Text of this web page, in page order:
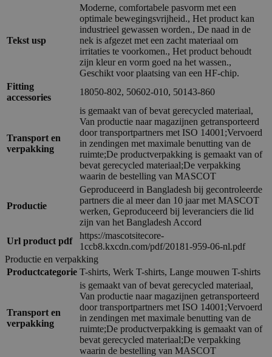
Tekst usp
Moderne, comfortabele pasvorm met een
optimale bewegingsvrijheid., Het product kan
industrieel gewassen worden., De naad in de
nek is afgezet met een zacht materiaal om
irritaties te voorkomen., Het product behoudt
zijn kleur en vorm goed na het wassen.,
Geschikt voor plaatsing van een HF-chip.
Fitting
accessories
18050-802, 50602-010, 50143-860
Transport en
verpakking
is gemaakt van of bevat gerecycled materiaal,
Van productie naar magazijnen getransporteerd
door transportpartners met ISO 14001;Vervoerd
in zendingen met maximale benutting van de
ruimte;De productverpakking is gemaakt van of
bevat gerecycled materiaal;De verpakking
waarin de bestelling van MASCOT
Productie
Geproduceerd in Bangladesh bij gecontroleerde
partners die al meer dan 10 jaar met MASCOT
werken, Geproduceerd bij leveranciers die lid
zijn van het Bangladesh Accord
Url product pdf
https://mascotsitecore-
1ccb8.kxcdn.com/pdf/20181-959-06-nl.pdf
Productie en verpakking
Productcategorie T-shirts, Werk T-shirts, Lange mouwen T-shirts
Transport en
verpakking
is gemaakt van of bevat gerecycled materiaal,
Van productie naar magazijnen getransporteerd
door transportpartners met ISO 14001;Vervoerd
in zendingen met maximale benutting van de
ruimte;De productverpakking is gemaakt van of
bevat gerecycled materiaal;De verpakking
waarin de bestelling van MASCOT